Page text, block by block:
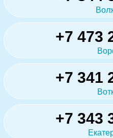
+7 473
+7 341
+7 343